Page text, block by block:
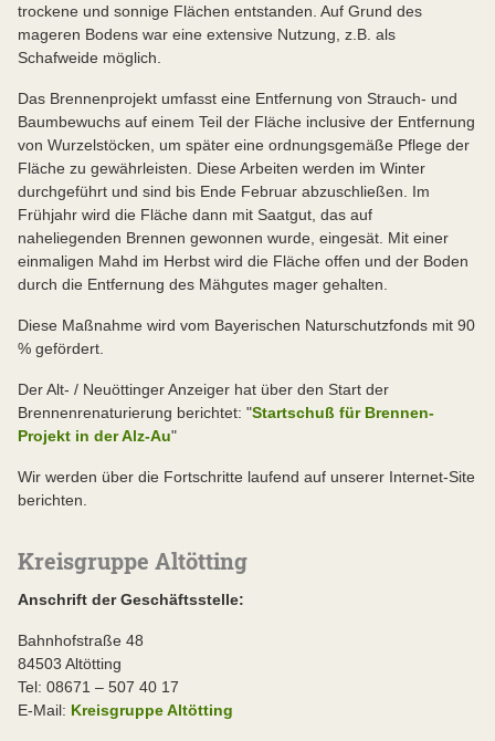
trockene und sonnige Flächen entstanden. Auf Grund des
mageren Bodens war eine extensive Nutzung, z.B. als
Schafweide möglich.
Das Brennenprojekt umfasst eine Entfernung von Strauch- und
Baumbewuchs auf einem Teil der Fläche inclusive der Entfernung
von Wurzelstöcken, um später eine ordnungsgemäße Pflege der
Fläche zu gewährleisten. Diese Arbeiten werden im Winter
durchgeführt und sind bis Ende Februar abzuschließen. Im
Frühjahr wird die Fläche dann mit Saatgut, das auf
naheliegenden Brennen gewonnen wurde, eingesät. Mit einer
einmaligen Mahd im Herbst wird die Fläche offen und der Boden
durch die Entfernung des Mähgutes mager gehalten.
Diese Maßnahme wird vom Bayerischen Naturschutzfonds mit 90
% gefördert.
Der Alt- / Neuöttinger Anzeiger hat über den Start der
Brennenrenaturierung berichtet: "Startschuß für Brennen-
Projekt in der Alz-Au"
Wir werden über die Fortschritte laufend auf unserer Internet-Site
berichten.
Kreisgruppe Altötting
Anschrift der Geschäftsstelle:
Bahnhofstraße 48
84503 Altötting
Tel: 08671 – 507 40 17
E-Mail: Kreisgruppe Altötting